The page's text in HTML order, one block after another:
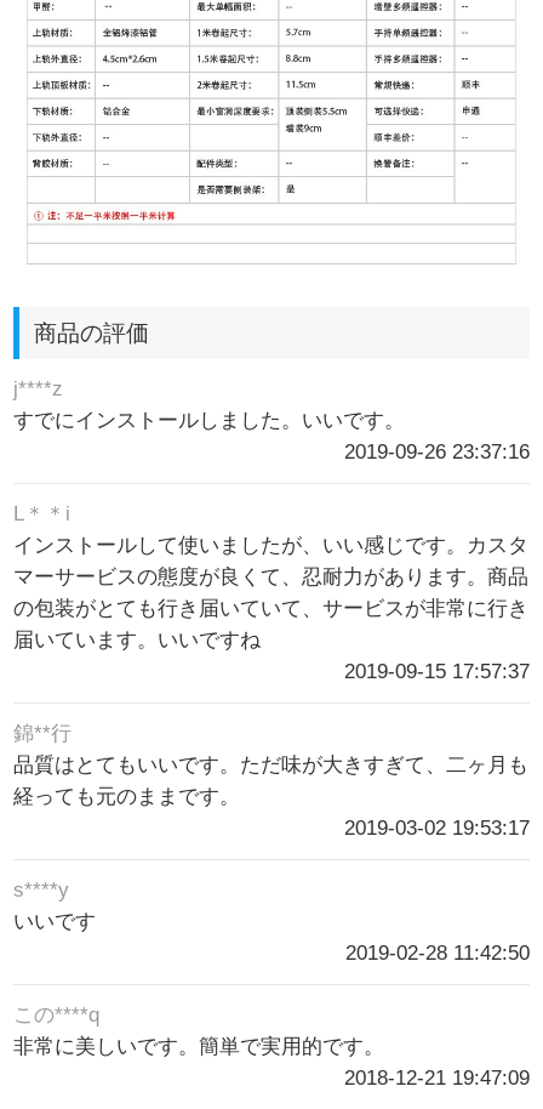
商品の評価
j****z
すでにインストールしました。いいです。
2019-09-26 23:37:16
L＊＊i
インストールして使いましたが、いい感じです。カスタ
マーサービスの態度が良くて、忍耐力があります。商品
の包装がとても行き届いていて、サービスが非常に行き
届いています。いいですね
2019-09-15 17:57:37
錦**行
品質はとてもいいです。ただ味が大きすぎて、二ヶ月も
経っても元のままです。
2019-03-02 19:53:17
s****y
いいです
2019-02-28 11:42:50
この****q
非常に美しいです。簡単で実用的です。
2018-12-21 19:47:09